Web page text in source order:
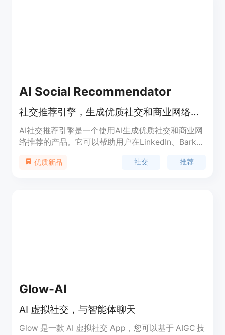
AI Social Recommendator
社交推荐引擎，生成优质社交和商业网络推荐
AI社交推荐引擎是一个使用AI生成优质社交和商业网
络推荐的产品。它可以帮助用户在LinkedIn、Bark、
的影响力。该产品基于AI技术，能够自动生成多种长
优质新品 社交 推荐
Glow-AI
AI 虚拟社交，与智能体聊天
Glow 是一款 AI 虚拟社交 App，您可以基于 AIGC 技